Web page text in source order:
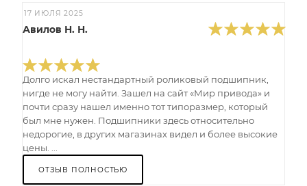
17 ИЮЛЯ 2025
Авилов Н. Н.
Долго искал нестандартный роликовый подшипник,
нигде не могу найти. Зашел на сайт «Мир привода» и
почти сразу нашел именно тот типоразмер, который
был мне нужен. Подшипники здесь относительно
недорогие, в других магазинах видел и более высокие
цены. ...
ОТЗЫВ ПОЛНОСТЬЮ